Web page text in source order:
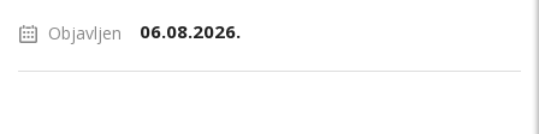
Objavljen 06.08.2026.